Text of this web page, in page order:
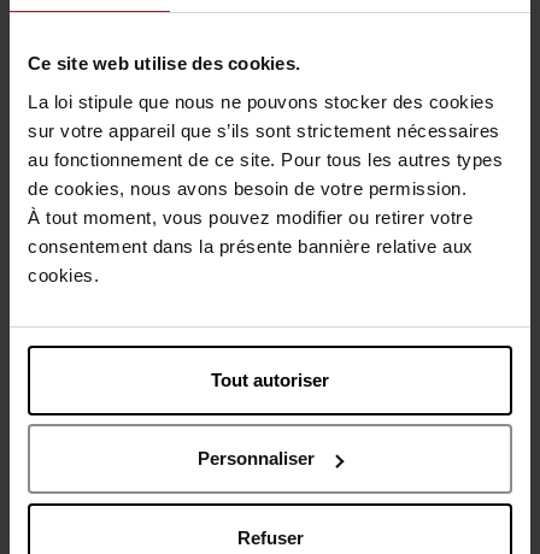
Ce site web utilise des cookies.
La loi stipule que nous ne pouvons stocker des cookies
sur votre appareil que s’ils sont strictement nécessaires
au fonctionnement de ce site. Pour tous les autres types
de cookies, nous avons besoin de votre permission.
À tout moment, vous pouvez modifier ou retirer votre
consentement dans la présente bannière relative aux
cookies.
Tout autoriser
Personnaliser
Refuser
Description
Conseil d'utilisation
Caractéristiques
Vous aimerez peut-être